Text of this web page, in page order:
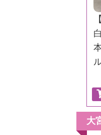
大